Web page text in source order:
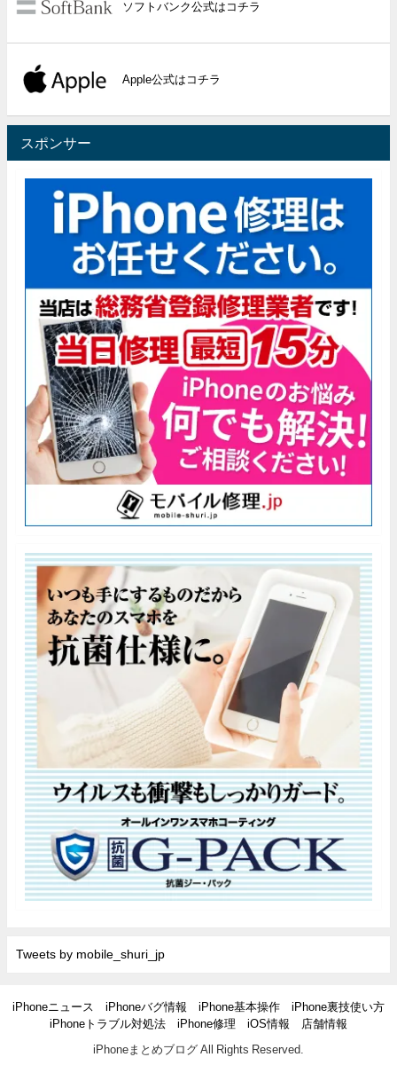
ソフトバンク公式はコチラ
Apple公式はコチラ
スポンサー
Tweets by mobile_shuri_jp
iPhoneニュース iPhoneバグ情報 iPhone基本操作
iPhone裏技使い方
iPhoneトラブル対処法
iPhone修理 iOS情報 店舗情報
iPhoneまとめブログ All Rights Reserved.